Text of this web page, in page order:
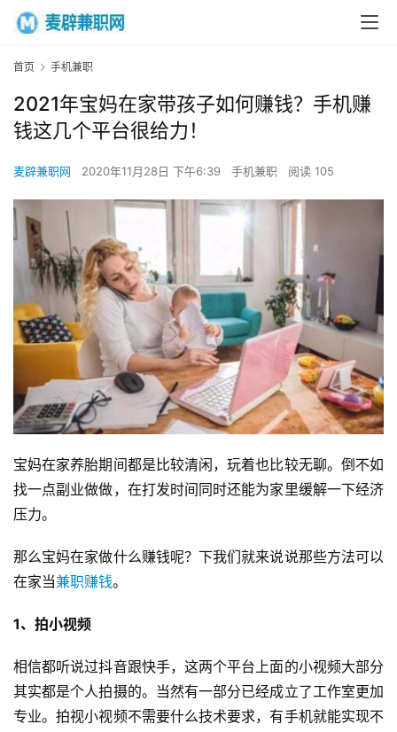
首页 手机兼职
2021年宝妈在家带孩子如何赚钱？手机赚
钱这几个平台很给力！
麦辟兼职网 2020年11月28日 下午6:39 手机兼职 阅读 105
宝妈在家养胎期间都是比较清闲，玩着也比较无聊。倒不如
找一点副业做做，在打发时间同时还能为家里缓解一下经济
压力。
那么宝妈在家做什么赚钱呢？下我们就来说说那些方法可以
在家当兼职赚钱。
1、拍小视频
相信都听说过抖音跟快手，这两个平台上面的小视频大部分
其实都是个人拍摄的。当然有一部分已经成立了工作室更加
专业。拍视小视频不需要什么技术要求，有手机就能实现不